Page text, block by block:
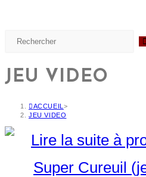
JEU VIDEO
ACCUEIL >
JEU VIDEO